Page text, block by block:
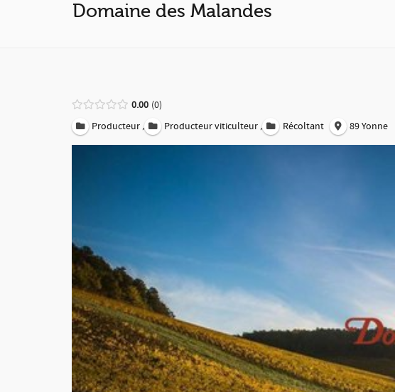
Domaine des Malandes
0.00 0
Producteur , Producteur viticulteur , Récoltant 89 Yonne